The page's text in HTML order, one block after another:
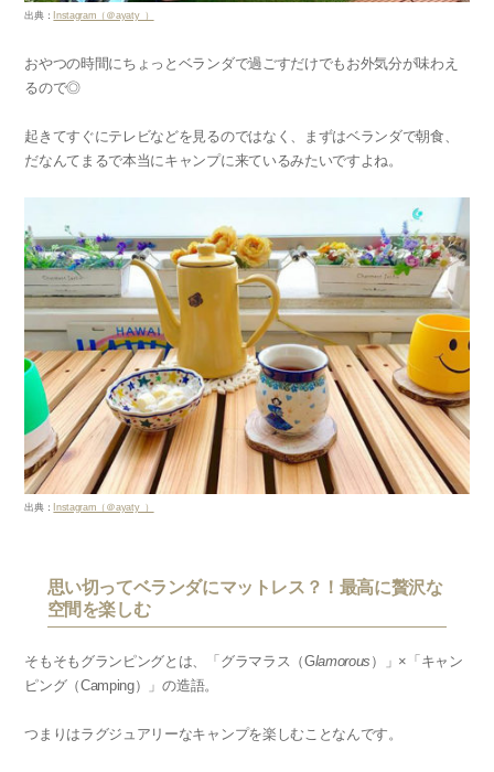
出典： Instagram（＠ayaty_）
おやつの時間にちょっとベランダで過ごすだけでもお外気分が味わえ
るので◎
起きてすぐにテレビなどを見るのではなく、まずはベランダで朝食、
だなんてまるで本当にキャンプに来ているみたいですよね。
出典： Instagram（＠ayaty_）
思い切ってベランダにマットレス？！最高に贅沢な
空間を楽しむ
そもそもグランピングとは、「グラマラス（Glamorous ）」×「キャン
ピング（Camping）」の造語。
つまりはラグジュアリーなキャンプを楽しむことなんです。